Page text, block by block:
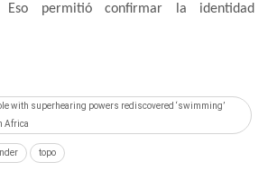
Eso permitió confirmar la identidad
with superhearing powers rediscovered ‘swimming’
Africa
topo